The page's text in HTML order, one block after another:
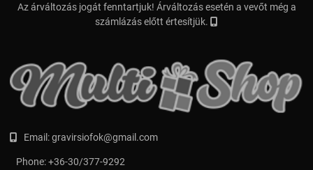
Az árváltozás jogát fenntartjuk! Árváltozás esetén a vevőt még a
számlázás előtt értesítjük.
Email:gravirsiofok@gmail.com
Phone:+36-30/377-9292